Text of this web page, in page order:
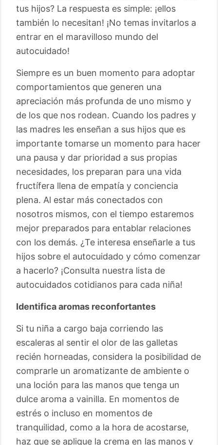
tus hijos? La respuesta es simple: ¡ellos
también lo necesitan! ¡No temas invitarlos a
entrar en el maravilloso mundo del
autocuidado!
Siempre es un buen momento para adoptar
comportamientos que generen una
apreciación más profunda de uno mismo y
de los que nos rodean. Cuando los padres y
las madres les enseñan a sus hijos que es
importante tomarse un momento para hacer
una pausa y dar prioridad a sus propias
necesidades, los preparan para una vida
fructífera llena de empatía y conciencia
plena. Al estar más conectados con
nosotros mismos, con el tiempo estaremos
mejor preparados para entablar relaciones
con los demás. ¿Te interesa enseñarle a tus
hijos sobre el autocuidado y cómo comenzar
a hacerlo? ¡Consulta nuestra lista de
autocuidados cotidianos para cada niña!
Identifica aromas reconfortantes
Si tu niña a cargo baja corriendo las
escaleras al sentir el olor de las galletas
recién horneadas, considera la posibilidad de
comprarle un aromatizante de ambiente o
una loción para las manos que tenga un
dulce aroma a vainilla. En momentos de
estrés o incluso en momentos de
tranquilidad, como a la hora de acostarse,
haz que se aplique la crema en las manos y